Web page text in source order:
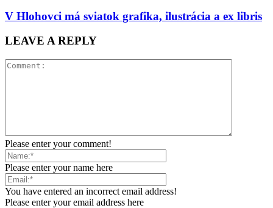
V Hlohovci má sviatok grafika, ilustrácia a ex libris
LEAVE A REPLY
Please enter your comment!
Please enter your name here
You have entered an incorrect email address!
Please enter your email address here